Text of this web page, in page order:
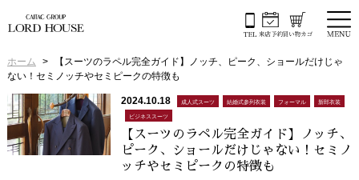
ホーム
【スーツのラペル完全ガイド】ノッチ、ピーク、ショールだけじゃ
ない！セミノッチやセミピークの特徴も
2024.10.18 成人式スーツ 結婚式参列衣装 フォーマル
新郎衣装
ビジネススーツ
【スーツのラペル完全ガイド】ノッチ、
ピーク、ショールだけじゃない！セミノ
ッチやセミピークの特徴も